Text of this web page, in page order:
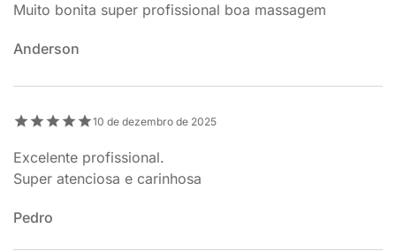
Muito bonita super profissional boa massagem
Anderson
10 de dezembro de 2025
Excelente profissional.
Super atenciosa e carinhosa
Pedro